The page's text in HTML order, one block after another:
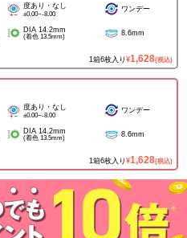
度あり・なし
±0.00~-8.00
ワンデー
DIA 14.2mm
(着色 13.5mm) 8.6mm
1箱6枚入り ¥1,628(税込)
度あり・なし
±0.00~-8.00
ワンデー
DIA 14.2mm
(着色 13.5mm) 8.6mm
1箱6枚入り ¥1,628(税込)